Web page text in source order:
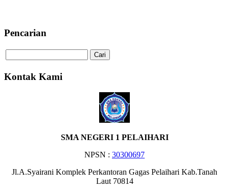
Pencarian
Kontak Kami
SMA NEGERI 1 PELAIHARI
NPSN : 30300697
Jl.A.Syairani Komplek Perkantoran Gagas Pelaihari Kab.Tanah
Laut 70814